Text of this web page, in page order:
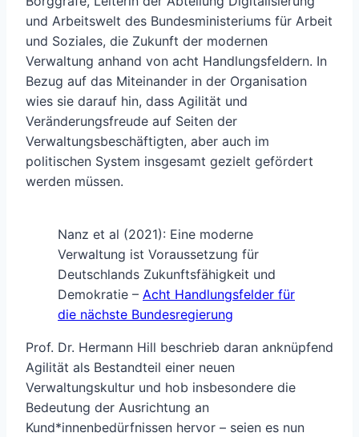
und Arbeitswelt des Bundesministeriums für Arbeit
und Soziales, die Zukunft der modernen
Verwaltung anhand von acht Handlungsfeldern. In
Bezug auf das Miteinander in der Organisation
wies sie darauf hin, dass Agilität und
Veränderungsfreude auf Seiten der
Verwaltungsbeschäftigten, aber auch im
politischen System insgesamt gezielt gefördert
werden müssen.
Nanz et al (2021): Eine moderne
Verwaltung ist Voraussetzung für
Deutschlands Zukunftsfähigkeit und
Demokratie – Acht Handlungsfelder für
die nächste Bundesregierung
Prof. Dr. Hermann Hill beschrieb daran anknüpfend
Agilität als Bestandteil einer neuen
Verwaltungskultur und hob insbesondere die
Bedeutung der Ausrichtung an
Kund*innenbedürfnissen hervor – seien es nun